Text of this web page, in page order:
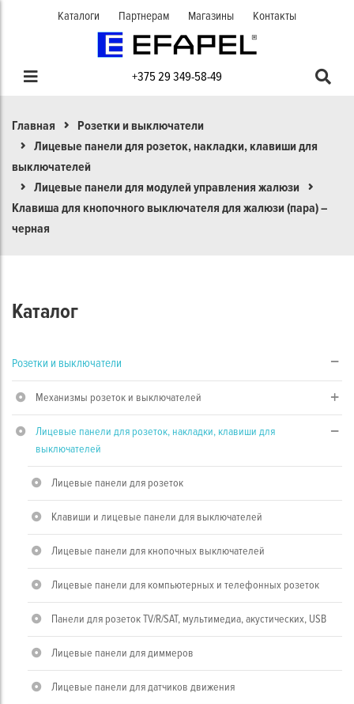
Каталоги Партнерам Магазины Контакты
+375 29 349-58-49
Главная
Розетки и выключатели
Лицевые панели для розеток, накладки, клавиши для
выключателей
Лицевые панели для модулей управления жалюзи
Клавиша для кнопочного выключателя для жалюзи (пара) –
черная
Каталог
Розетки и выключатели
Механизмы розеток и выключателей
Лицевые панели для розеток, накладки, клавиши для
выключателей
Лицевые панели для розеток
Клавиши и лицевые панели для выключателей
Лицевые панели для кнопочных выключателей
Лицевые панели для компьютерных и телефонных розеток
Панели для розеток TV/R/SAT, мультимедиа, акустических, USB
Лицевые панели для диммеров
Лицевые панели для датчиков движения